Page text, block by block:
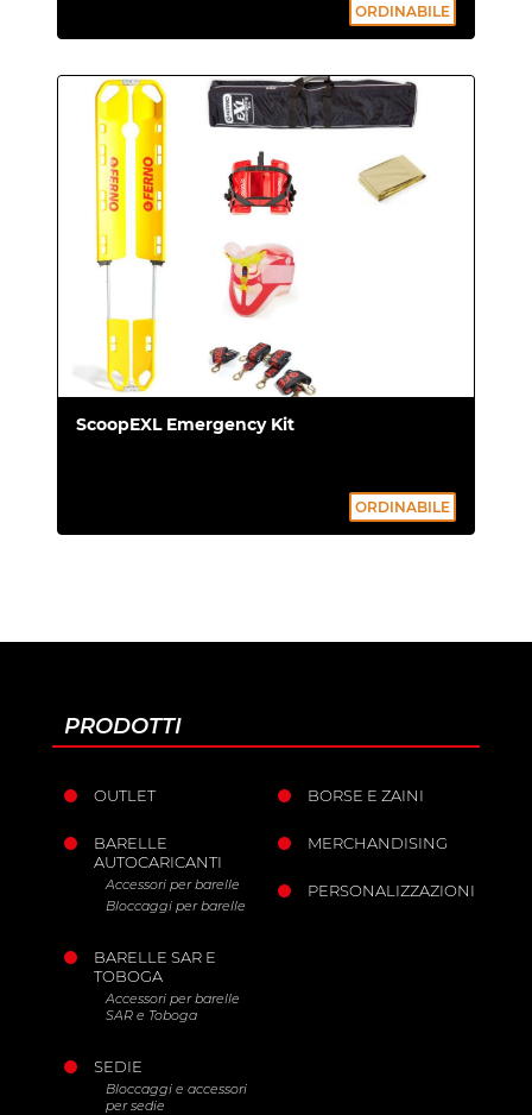
ORDINABILE
ScoopEXL Emergency Kit
ORDINABILE
PRODOTTI
OUTLET
BARELLE
AUTOCARICANTI
Accessori per barelle
Bloccaggi per barelle
BARELLE SAR E
TOBOGA
Accessori per barelle
SAR e Toboga
SEDIE
Bloccaggi e accessori
per sedie
BORSE E ZAINI
MERCHANDISING
PERSONALIZZAZIONI